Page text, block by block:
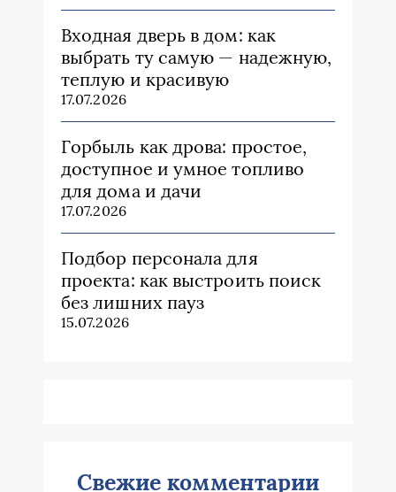
Входная дверь в дом: как
выбрать ту самую — надежную,
теплую и красивую
17.07.2026
Горбыль как дрова: простое,
доступное и умное топливо
для дома и дачи
17.07.2026
Подбор персонала для
проекта: как выстроить поиск
без лишних пауз
15.07.2026
Свежие комментарии